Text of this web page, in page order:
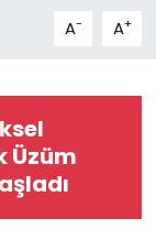
A- A+
Üzüm